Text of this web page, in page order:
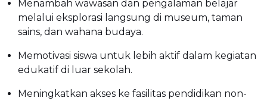
Menambah wawasan dan pengalaman belajar
melalui eksplorasi langsung di museum, taman
sains, dan wahana budaya.
Memotivasi siswa untuk lebih aktif dalam kegiatan
edukatif di luar sekolah.
Meningkatkan akses ke fasilitas pendidikan non-